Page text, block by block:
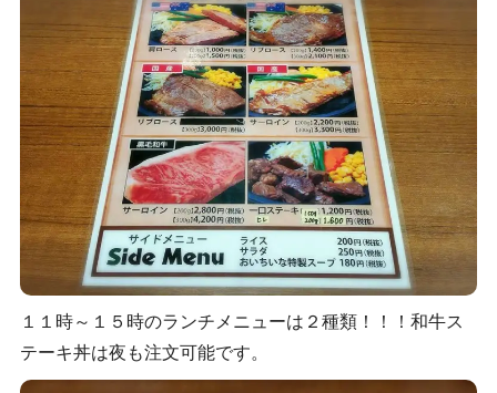
１１時～１５時のランチメニューは２種類！！！和牛ス
テーキ丼は夜も注文可能です。